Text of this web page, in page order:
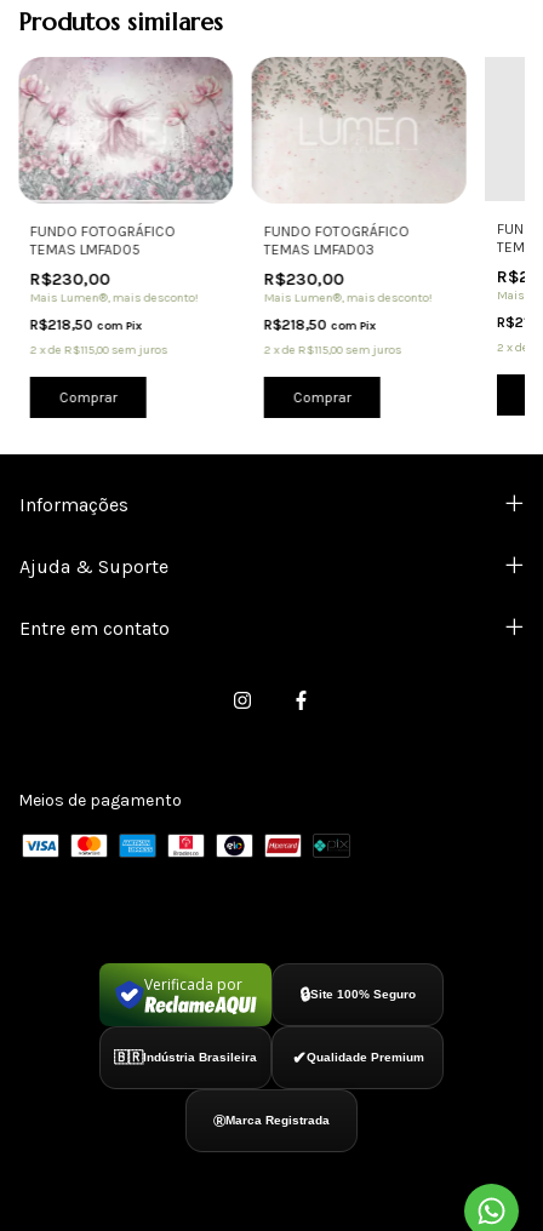
Produtos similares
FUNDO FOTOGRÁFICO
TEMAS LMFAD05
R$230,00
Mais Lumen®, mais desconto!
R$218,50 com Pix
2 xde R$115,00sem juros
Comprar
FUNDO FOTOGRÁFICO
TEMAS LMFAD03
R$230,00
Mais Lumen®, mais desconto!
R$218,50 com Pix
2 xde R$115,00 sem juros
Comprar
Mais
2 xde
Informações
Ajuda & Suporte
Entre em contato
Meios de pagamento
Verificada por
🔒Site 100% Seguro
🇧🇷 Indústria Brasileira ✔Qualidade Premium
®Marca Registrada